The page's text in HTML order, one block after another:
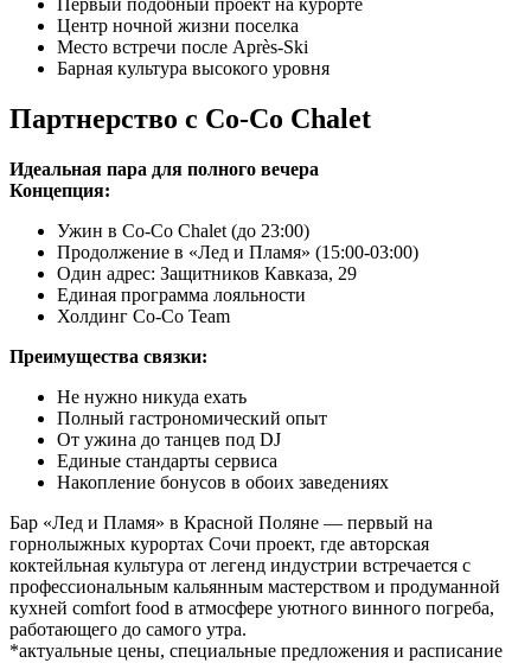
Центр ночной жизни поселка
Место встречи после Après-Ski
Барная культура высокого уровня
Партнерство с Co-Co Chalet
Идеальная пара для полного вечера
Концепция:
Ужин в Co-Co Chalet (до 23:00)
Продолжение в «Лед и Пламя» (15:00-03:00)
Один адрес: Защитников Кавказа, 29
Единая программа лояльности
Холдинг Co-Co Team
Преимущества связки:
Не нужно никуда ехать
Полный гастрономический опыт
От ужина до танцев под DJ
Единые стандарты сервиса
Накопление бонусов в обоих заведениях
Бар «Лед и Пламя» в Красной Поляне — первый на
горнолыжных курортах Сочи проект, где авторская
коктейльная культура от легенд индустрии встречается с
профессиональным кальянным мастерством и продуманной
кухней comfort food в атмосфере уютного винного погреба,
работающего до самого утра.
*актуальные цены, специальные предложения и расписание